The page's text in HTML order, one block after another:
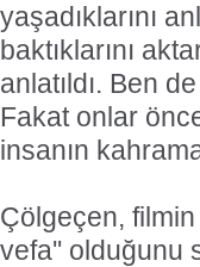
yaşadıklarını
baktıklarını
anlatıldı. Ben
Fakat onlar
insanın
Çölgeçen,
vefa'' olduğunu